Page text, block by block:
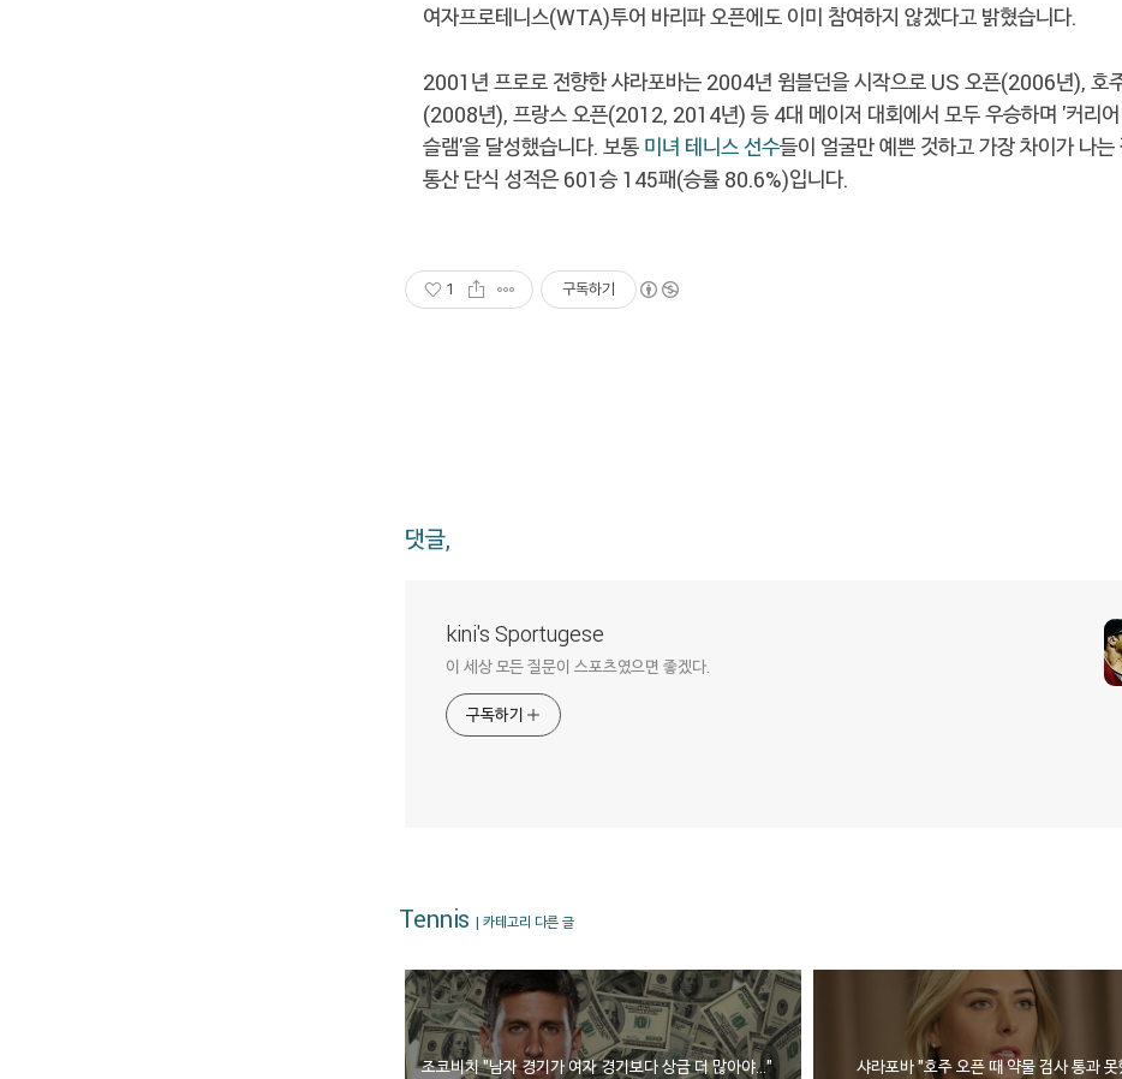
여자프로테니스(WTA)투어 바리파 오픈에도 이미 참여하지 않겠다고 밝혔습니다.
2001년 프로로 전향한 샤라포바는 2004년 윔블던을 시작으로 US 오픈(2006년), 호
(2008년), 프랑스 오픈(2012, 2014년) 등 4대 메이저 대회에서 모두 우승하며 '커리
슬램'을 달성했습니다. 보통 미녀 테니스 선수들이 얼굴만 예쁜 것하고 가장 차이가 나는
통산 단식 성적은 601승 145패(승률 80.6%)입니다.
1 구독하기
댓글,
kini's Sportugese
이 세상 모든 질문이 스포츠였으면 좋겠다.
구독하기
Tennis | 카테고리 다른 글
조코비치 "남자 경기가 여자 경기보다 상금 더 많아야…" 샤라포바 "호주 오픈 때 약물 검사 통과 못